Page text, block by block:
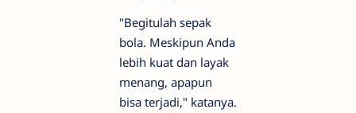
"Begitulah sepak
bola. Meskipun Anda
lebih kuat dan layak
menang, apapun
bisa terjadi," katanya.